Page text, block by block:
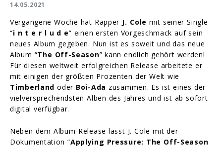
14.05.2021
Vergangene Woche hat Rapper J. Cole mit seiner Single
“i n t e r l u d e” einen ersten Vorgeschmack auf sein
neues Album gegeben. Nun ist es soweit und das neue
Album “The Off-Season” kann endlich gehört werden!
Für diesen weltweit erfolgreichen Release arbeitete er
mit einigen der größten Prozenten der Welt wie
Timberland oder Boi-Ada zusammen. Es ist eines der
vielversprechendsten Alben des Jahres und ist ab sofort
digital verfügbar.
Neben dem Album-Release lässt J. Cole mit der
Dokumentation “Applying Pressure: The Off-Season